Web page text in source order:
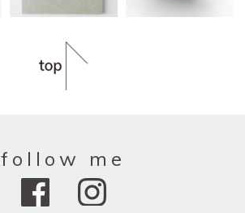
follow me